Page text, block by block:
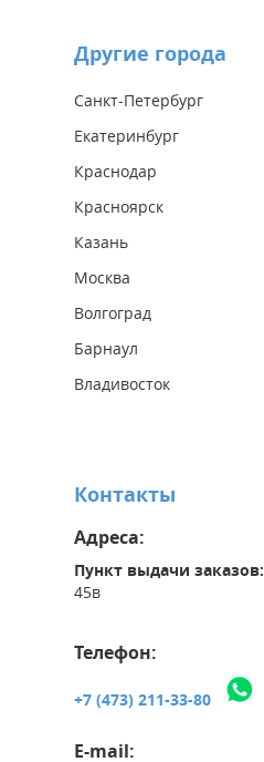
Другие города
Санкт-Петербург
Екатеринбург
Краснодар
Красноярск
Казань
Москва
Волгоград
Барнаул
Владивосток
Контакты
Адреса:
Пункт выдачи заказов:
45в
Телефон:
+7 (473) 211-33-80
E-mail: